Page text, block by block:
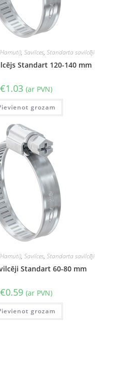
, Savilces, Standarta savilcēji
Standart 120-140 mm
€1.03 (ar PVN)
grozam
, Savilces, Standarta savilcēji
Standart 60-80 mm
€0.59 (ar PVN)
grozam